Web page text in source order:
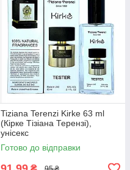
Tiziana Terenzi Kirke 63 ml
(Кірке Тізіана Терензі),
унісекс
Готово до відправки